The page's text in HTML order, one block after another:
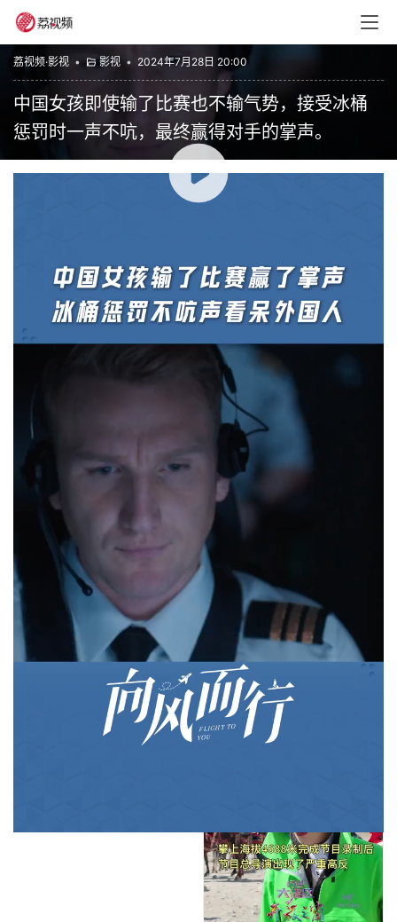
荔视频·影视 • 影视 • 2024年7月28日 20:00
中国女孩即使输了比赛也不输气势，接受冰桶
惩罚时一声不吭，最终赢得对手的掌声。
00:00 / 00:58
赞(1)
2024年7月28日 12:28
夏食苋菜益处多 但食用不当小心伤肾
2024年7月28日 21:56
相关推荐
带峨眉女团首次亮相海